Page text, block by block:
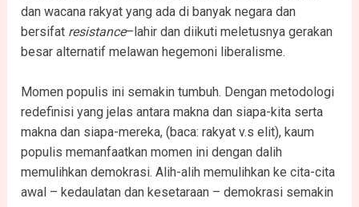
dan wacana rakyat yang ada di banyak negara dan
bersifat resistance–lahir dan diikuti meletusnya gerakan
besar alternatif melawan hegemoni liberalisme.
Momen populis ini semakin tumbuh. Dengan metodologi
redefinisi yang jelas antara makna dan siapa-kita serta
makna dan siapa-mereka, (baca: rakyat v.s elit), kaum
populis memanfaatkan momen ini dengan dalih
memulihkan demokrasi. Alih-alih memulihkan ke cita-cita
awal – kedaulatan dan kesetaraan – demokrasi semakin